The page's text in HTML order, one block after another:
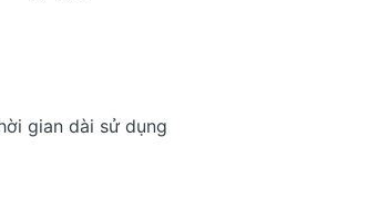
gian dài sử dụng